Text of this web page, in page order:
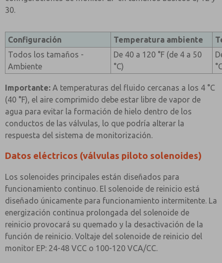
30.
Configuración Temperatura ambiente
Todos los tamaños -
Ambiente
De 40 a 120 °F (de 4 a 50
°C)
Importante: A temperaturas del fluido cercanas a los 4 °C
(40 °F), el aire comprimido debe estar libre de vapor de
agua para evitar la formación de hielo dentro de los
conductos de las válvulas, lo que podría alterar la
respuesta del sistema de monitorización.
Datos eléctricos (válvulas piloto solenoides)
Los solenoides principales están diseñados para
funcionamiento continuo. El solenoide de reinicio está
diseñado únicamente para funcionamiento intermitente. La
energización continua prolongada del solenoide de
reinicio provocará su quemado y la desactivación de la
función de reinicio. Voltaje del solenoide de reinicio del
monitor EP: 24-48 VCC o 100-120 VCA/CC.